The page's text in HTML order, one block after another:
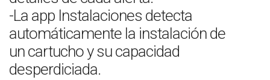
-La app Instalaciones detecta
automáticamente la instalación de
un cartucho y su capacidad
desperdiciada.